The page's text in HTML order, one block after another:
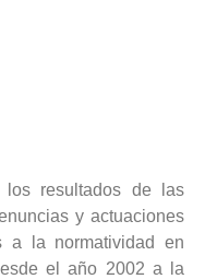
los resultados de las
y actuaciones
a la normatividad en
el año 2002 a la